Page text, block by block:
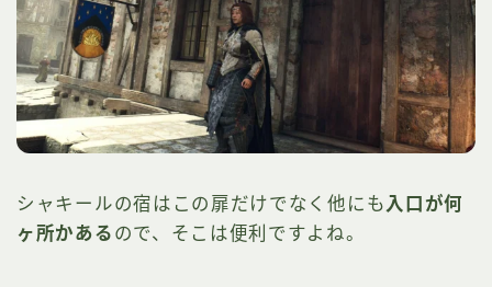
シャキールの宿はこの扉だけでなく他にも 入口が何
ヶ所かある ので、そこは便利ですよね。